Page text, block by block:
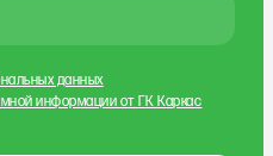
данных
информации от ГК Каркас